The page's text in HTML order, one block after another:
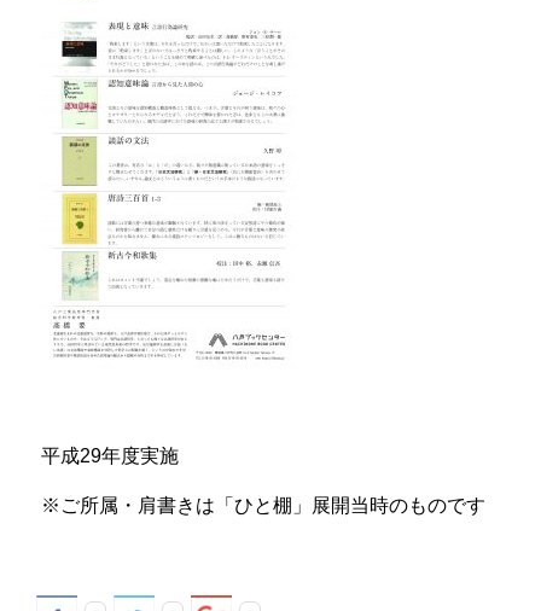
平成29年度実施
※ご所属・肩書きは「ひと棚」展開当時のものです